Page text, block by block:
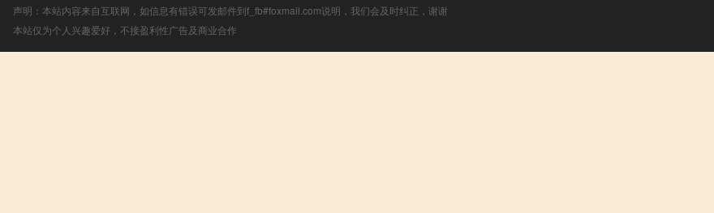
声明：本站内容来自互联网，如信息有错误可发邮件到f_fb#foxmail.com说明，我们会及时纠正，谢谢
本站仅为个人兴趣爱好，不接盈利性广告及商业合作